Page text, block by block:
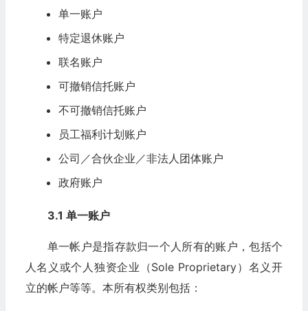
单一账户
特定退休账户
联名账户
可撤销信托账户
不可撤销信托账户
员工福利计划账户
公司／合伙企业／非法人团体账户
政府账户
3.1 单一账户
单一帐户是指存款归一个人所有的账户，包括个
人名义或个人独资企业（Sole Proprietary）名义开
立的帐户等等。本所有权类别包括：